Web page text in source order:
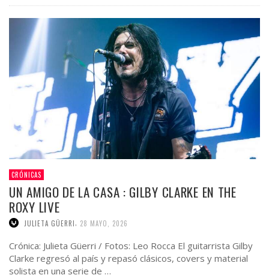
CRÓNICAS
UN AMIGO DE LA CASA : GILBY CLARKE EN THE
ROXY LIVE
JULIETA GÜERRI 28 MAYO, 2026
Crónica: Julieta Güerri / Fotos: Leo Rocca El guitarrista Gilby
Clarke regresó al país y repasó clásicos, covers y material
solista en una serie de …